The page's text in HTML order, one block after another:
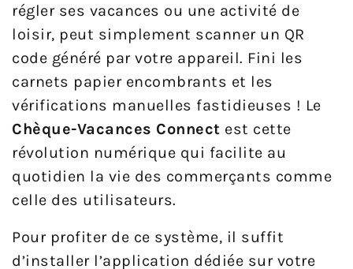
régler ses vacances ou une activité de
loisir, peut simplement scanner un QR
code généré par votre appareil. Fini les
carnets papier encombrants et les
vérifications manuelles fastidieuses ! Le
Chèque-Vacances Connect est cette
révolution numérique qui facilite au
quotidien la vie des commerçants comme
celle des utilisateurs.
Pour profiter de ce système, il suffit
d’installer l’application dédiée sur votre